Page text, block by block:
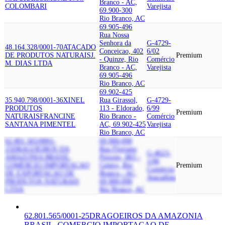
COLOMBARI
Branco - AC,
69.900-300
Rio Branco, AC
Varejista
48.164.328/0001-70ATACADO
DE PRODUTOS NATURAISJ.
M. DIAS LTDA
69.905-496
Rua Nossa
Senhora da
Conceicao, 402
- Quinze, Rio
Branco - AC,
69.905-496
Rio Branco, AC
G-4729-
6/02
Comércio
Varejista
Premium
35.940.798/0001-36XINEL
PRODUTOS
NATURAISFRANCINE
SANTANA PIMENTEL
69.902-425
Rua Girassol,
113 - Eldorado,
Rio Branco -
AC, 69.902-425
Rio Branco, AC
G-4729-
6/99
Comércio
Varejista
Premium
62.801.565/0001-
DRAGOEIROS DA
AMAZONIA BRASIL,
COMERCIO IMPORTACAO
DE EXPORTACAO DE
PRODUTOS NATURAIS
69.900-090
Rua Floriano
Peixoto, 883 -
Centro, Rio
Branco - AC,
69.900-090
Rio Branco, AC
G-4623-
1/06
Comércio
Atacadista
Premium
62.801.565/0001-25DRAGOEIROS DA AMAZONIA